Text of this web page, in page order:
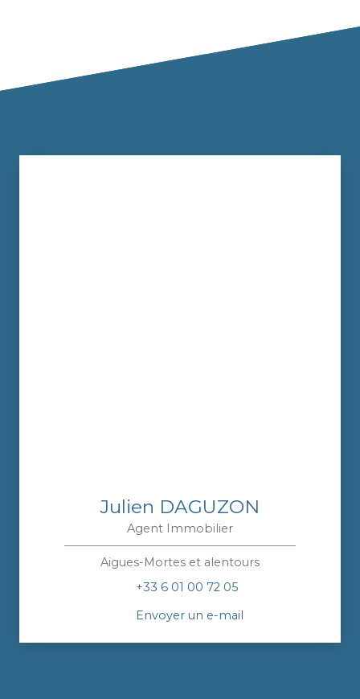
Julien DAGUZON
Agent Immobilier
Aigues-Mortes et alentours
+33 6 01 00 72 05
Envoyer un e-mail